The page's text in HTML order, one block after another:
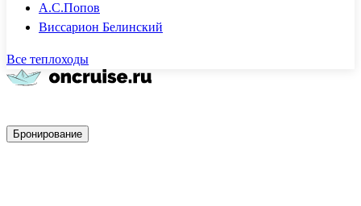
А.С.Попов
Виссарион Белинский
Все теплоходы
Бронирование